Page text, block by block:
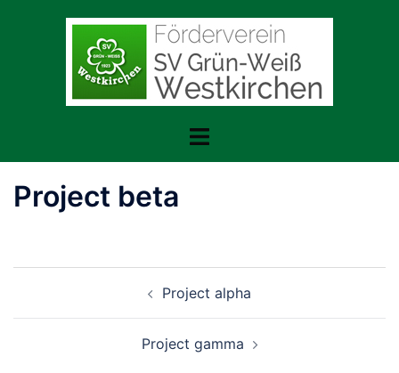
Menü
Project beta
Project alpha
Project gamma